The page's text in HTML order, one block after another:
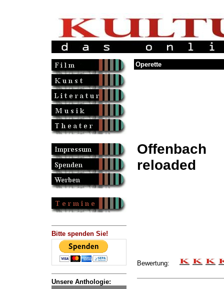
Bitte spenden Sie!
Unsere Anthologie:
Operette
Offenbach
reloaded
Bewertung: